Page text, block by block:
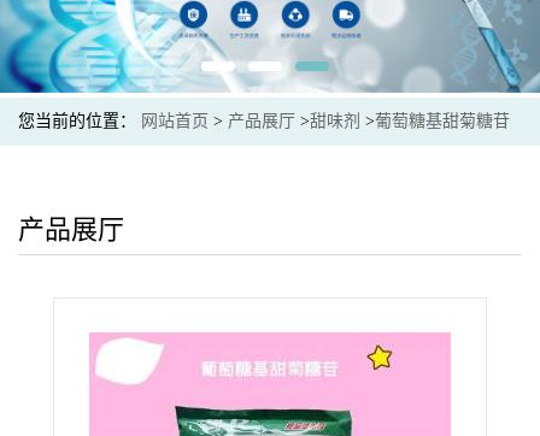
您当前的位置： 网站首页 > 产品展厅 >甜味剂 >葡萄糖基甜菊糖苷
产品展厅